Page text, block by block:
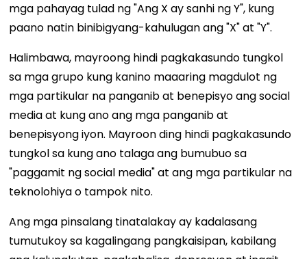
mga pahayag tulad ng "Ang X ay sanhi ng Y", kung
paano natin binibigyang-kahulugan ang "X" at "Y".
Halimbawa, mayroong hindi pagkakasundo tungkol
sa mga grupo kung kanino maaaring magdulot ng
mga partikular na panganib at benepisyo ang social
media at kung ano ang mga panganib at
benepisyong iyon. Mayroon ding hindi pagkakasundo
tungkol sa kung ano talaga ang bumubuo sa
"paggamit ng social media" at ang mga partikular na
teknolohiya o tampok nito.
Ang mga pinsalang tinatalakay ay kadalasang
tumutukoy sa kagalingang pangkaisipan, kabilang